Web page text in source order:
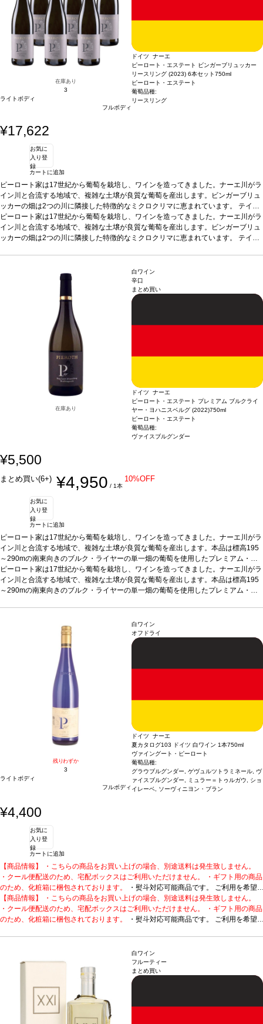
在庫あり
3
ライトボディ
フルボディ
ドイツ ナーエ
ピーロート・エステート ビンガーブリュッカー
リースリング (2023) 6本セット750ml
ピーロート・エステート
葡萄品種:
リースリング
¥17,622
お気に
入り登
録
カートに追加
ピーロート家は17世紀から葡萄を栽培し、ワインを造ってきました。ナーエ川がラ
イン川と合流する地域で、複雑な土壌が良質な葡萄を産出します。ビンガーブリュ
ッカーの畑は2つの川に隣接した特徴的なミクロクリマに恵まれています。 テイス
ティングノートノーズはジャスミン、マンゴー、桃を示し、青リンゴやほのかなラ
イムピールが続く。素晴らしくフルーティーで、心地よく調和の取れた、飲みやす
い一本。合う料理スパイスの効いた料理、タイ・カレー、ロックフォールチーズ
ピーロート家は17世紀から葡萄を栽培し、ワインを造ってきました。ナーエ川がラ
イン川と合流する地域で、複雑な土壌が良質な葡萄を産出します。ビンガーブリュ
ッカーの畑は2つの川に隣接した特徴的なミクロクリマに恵まれています。 テイス
スパイスの効いた料理、タイ・カレー、ロックフォールチーズ
葡萄品種
*本ヴィンテージが在庫切れの場合、在庫が
あり価格が同様の場合は自動的に次のヴィンテージに変更されます、ご了承くださ
在庫あり
白ワイン
辛口
まとめ買い
ドイツ ナーエ
ピーロート・エステート プレミアム ブルクライ
ヤー・ヨハニスベルグ (2022)750ml
ピーロート・エステート
葡萄品種:
ヴァイスブルグンダー
¥5,500
まとめ買い(6+) ¥4,950 / 1本
10%OFF
お気に
入り登
録
カートに追加
ピーロート家は17世紀から葡萄を栽培し、ワインを造ってきました。ナーエ川がラ
イン川と合流する地域で、複雑な土壌が良質な葡萄を産出します。本品は標高195
～290mの南東向きのブルク・ライヤーの単一畑の葡萄を使用したプレミアム・ワ
イン。土壌は主に石質ローム、粘板岩、珪岩、砂利で構成。上質な澱の上で10カ月
の長い期間熟成（一部は伝統的なオーク樽、一部はステンレスタンク）。バニラの
香りがとろけるようなピノ・ブラン（ヴァイスブルグンダー）です。テイスティン
のように滑らかな味わいは、余韻は調和が取れており、永遠と続くような印象。
グリルしたエビやホタテ、軽い家禽料理葡萄品種
（ピノ・ブラン）100%
*本ヴィンテージが在庫切れの場合、在庫があり価格が同様
の場合は自動的に次のヴィンテージに変更されます、ご了承ください。
ピーロート家は17世紀から葡萄を栽培し、ワインを造ってきました。ナーエ川がラ
イン川と合流する地域で、複雑な土壌が良質な葡萄を産出します。本品は標高195
～290mの南東向きのブルク・ライヤーの単一畑の葡萄を使用したプレミアム・ワ
香りがとろけるようなピノ・ブラン（ヴァイスブルグンダー）です。
フルーティーでフローラルなエレガントなアロマが組み合わさり、エルダ
ーフラワー、ミラベル、リンゴ、洋ナシが表れる。素晴らしく柔らかく、ビロード
のように滑らかな味わいは、余韻は調和が取れており、永遠と続くような印象。
グリルしたエビやホタテ、軽い家禽料理
（ピノ・ブラン）100%
の場合は自動的に次のヴィンテージに変更されます、ご了承ください。
残りわずか
3
ライトボディ
フルボディ
白ワイン
オフドライ
ドイツ ナーエ
夏カタログ103 ドイツ 白ワイン 1本750ml
ヴァイングート・ピーロート
葡萄品種:
グラウブルグンダー, ゲヴュルツトラミネール, ヴ
ァイスブルグンダー, ミュラー＝トゥルガウ, ショ
イレーベ, ソーヴィニヨン・ブラン
¥4,400
お気に
入り登
録
カートに追加
【商品情報】 ・こちらの商品をお買い上げの場合、別途送料は発生致しません。
・クール便配送のため、宅配ボックスはご利用いただけません。 ・ギフト用の商品
のため、化粧箱に梱包されております。
・熨斗対応可能商品です。 ご利用を希望
される場合、ご注文時コメント欄に熨斗をご希望の旨と「結び・上部表書き内容・
下部のお名入れ内容」の3つをご入力ください。無地熨斗の場合は、結びをご指定
のうえ「無地熨斗」とご記載ください。 ※熨斗をご希望の場合、作成作業のため最
ください。 ・下記ワインが1本含まれています。特別なキュヴェで造る、350周年
の歴史を感じる白ピーロート・キュヴェ 350 (2023)
はアプリコットとナツメグを示し、ほのかなパイナップルやジャスミンも感じられ
る。調和の取れた、生き生きとした、フルーティーで心地よい飲みやすい一本。
合
軽い魚料理、サラダ、チーズ
ツトラミネール 22%、ヴァイスブルグンダー 18％、ミュラー・トゥルガウ 13%、
ソーヴィニヨン・ブランとショイレーベ 9%
【商品情報】 ・こちらの商品をお買い上げの場合、別途送料は発生致しません。
・クール便配送のため、宅配ボックスはご利用いただけません。 ・ギフト用の商品
のため、化粧箱に梱包されております。
・熨斗対応可能商品です。 ご利用を希望
のうえ「無地熨斗」とご記載ください。 ※熨斗をご希望の場合、作成作業のため最
短日出荷はお承り致しかねます。 必ず最短日から+1日後より配送指定日をご選択
ください。 もし最短日を選択された場合は、指定日翌日の配送となります。ご了承
ください。 ・下記ワインが1本含まれています。
の歴史を感じる白
ピーロート・キュヴェ 350 (2023)
はアプリコットとナツメグを示し、ほのかなパイナップルやジャスミンも感じられ
る。調和の取れた、生き生きとした、フルーティーで心地よい飲みやすい一本。
白ワイン
フルーティー
まとめ買い